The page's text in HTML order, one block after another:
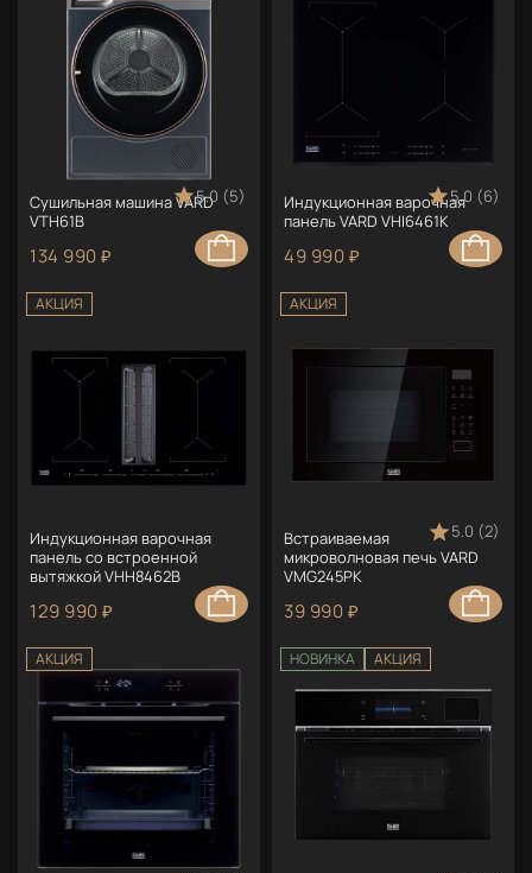
5.0 (5)
Сушильная машина VARD
VTH61B
134 990 ₽
5.0 (6)
Индукционная варочная
панель VARD VHI6461K
49 990 ₽
АКЦИЯ
Индукционная варочная
панель со встроенной
вытяжкой VHH8462B
129 990 ₽
АКЦИЯ
5.0 (2)
Встраиваемая
микроволновая печь VARD
VMG245PK
39 990 ₽
АКЦИЯ НОВИНКА АКЦИЯ